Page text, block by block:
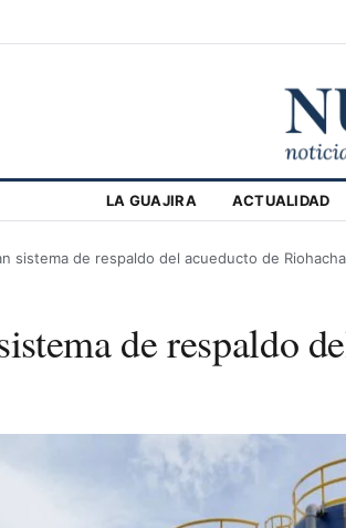
LA GUAJIRA ACTUALIDAD
sistema de respaldo del acueducto de Riohacha
de respaldo